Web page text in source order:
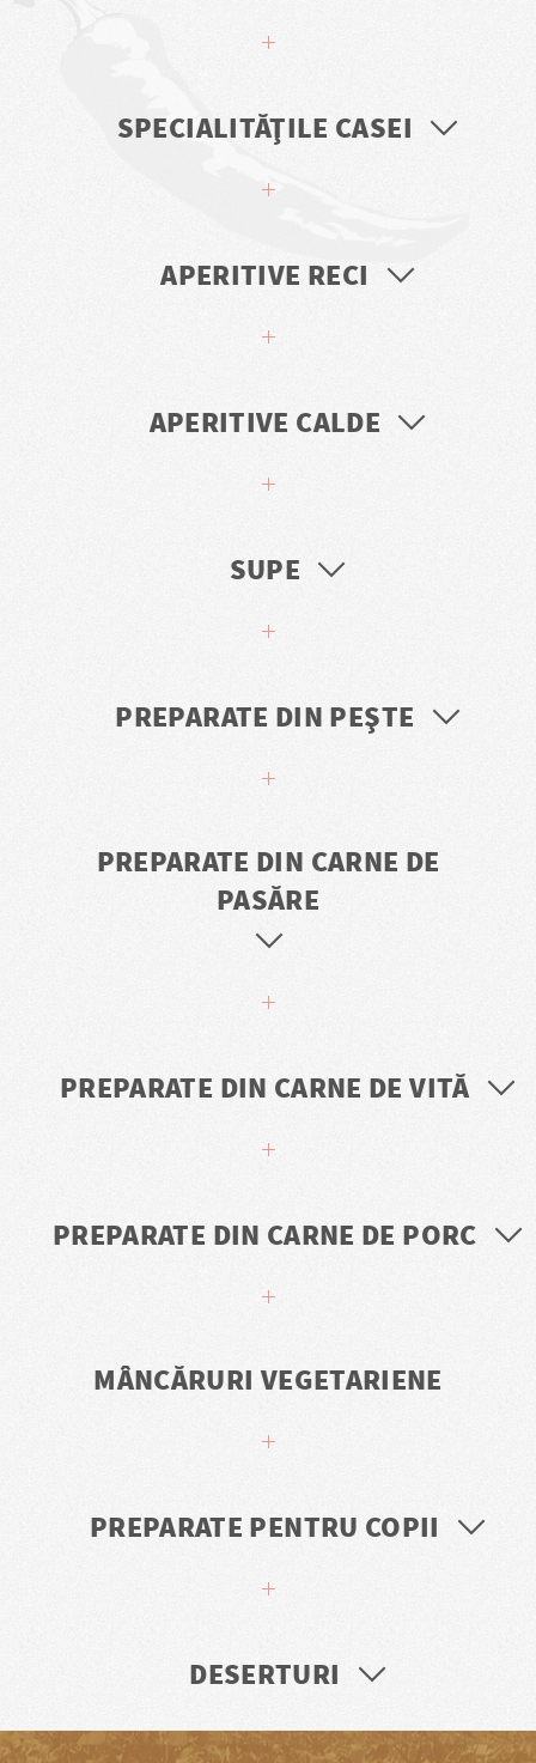
SPECIALITĂŢILE CASEI
APERITIVE RECI
APERITIVE CALDE
SUPE
PREPARATE DIN PEŞTE
PREPARATE DIN CARNE DE
PASĂRE
PREPARATE DIN CARNE DE VITĂ
PREPARATE DIN CARNE DE PORC
MÂNCĂRURI VEGETARIENE
PREPARATE PENTRU COPII
DESERTURI